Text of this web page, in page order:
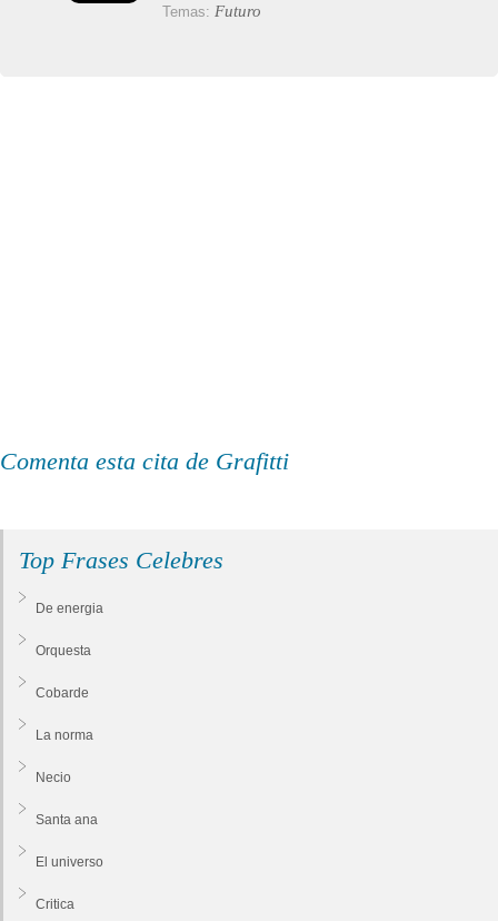
Temas: Futuro
Comenta esta cita de Grafitti
Top Frases Celebres
De energia
Orquesta
Cobarde
La norma
Necio
Santa ana
El universo
Critica